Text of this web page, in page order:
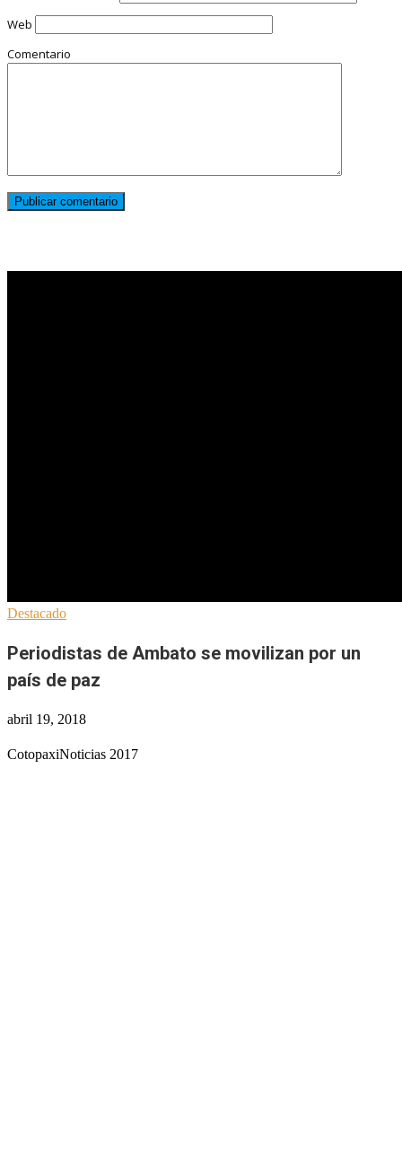
Web
Comentario
Destacado
Periodistas de Ambato se movilizan por un
país de paz
abril 19, 2018
CotopaxiNoticias 2017